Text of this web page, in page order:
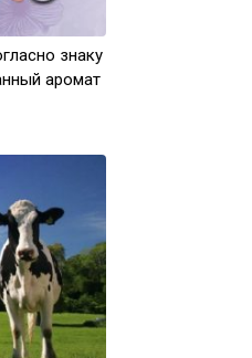
знаку
аромат